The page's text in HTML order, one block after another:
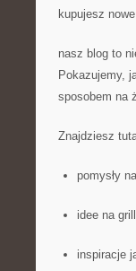
kupujesz
nasz blog to
Pokazujemy,
sposobem na
Znajdziesz
pomysły
idee na
inspiracje